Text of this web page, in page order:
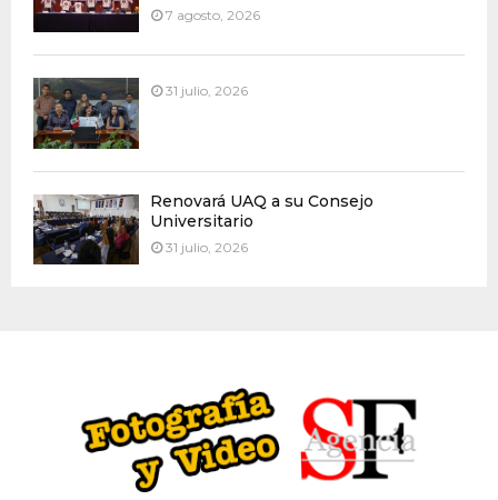
7 agosto, 2026
31 julio, 2026
Renovará UAQ a su Consejo
Universitario
31 julio, 2026